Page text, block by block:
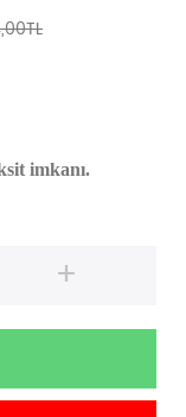
imkanı.
+